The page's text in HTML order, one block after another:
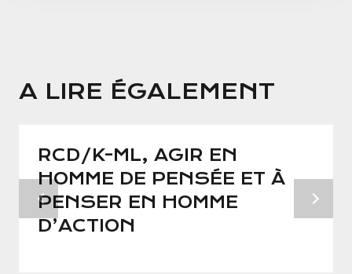
A LIRE ÉGALEMENT
RCD/K-ML, AGIR EN
HOMME DE PENSÉE ET À
PENSER EN HOMME
D’ACTION